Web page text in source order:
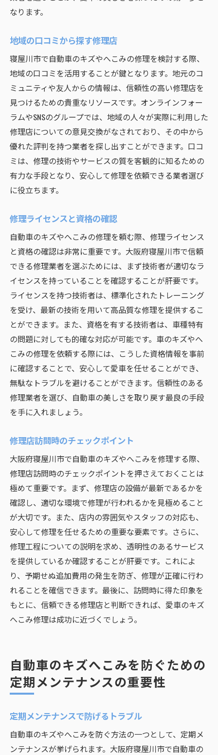
なります。
地域の口コミから探す修理店
寝屋川市で自動車のキズやへこみの修理を検討する際、
地域の口コミを活用することが鍵となります。地元のコ
ミュニティや友人からの情報は、信頼性の高い修理店を
見つけるための貴重なリソースです。オンラインフォー
ラムやSNSのグループでは、地域の人々が実際に利用した
修理店についての意見交換がなされており、その中から
優れた評判を持つ業者を探し出すことができます。口コ
ミは、修理の技術やサービスの質を客観的に知るための
有力な手段となり、安心して修理を依頼できる業者選び
に役立ちます。
修理ライセンスと資格の確認
自動車のキズやへこみの修理を頼む際、修理ライセンス
と資格の確認は非常に重要です。大阪府寝屋川市で信頼
できる修理業者を選ぶためには、まず技術者が適切なラ
イセンスを持っていることを確認することが肝要です。
ライセンスを持つ技術者は、標準化されたトレーニング
を受け、最新の技術を用いて高品質な修理を提供するこ
とができます。また、資格を有する技術者は、車種特有
の問題に対しても的確な対応が可能です。車のキズやへ
こみの修理を依頼する際には、こうした資格情報を事前
に確認することで、安心して愛車を任せることができ、
無駄なトラブルを避けることができます。信頼性のある
修理業者を選び、自動車の美しさを取り戻す最良の手段
を手に入れましょう。
修理店訪問時のチェックポイント
大阪府寝屋川市で自動車のキズやへこみを修理する際、
修理店訪問時のチェックポイントを押さえておくことは
極めて重要です。まず、修理店の設備が最新であるかを
確認し、適切な環境で修理が行われるかを見極めること
が大切です。また、店内の雰囲気やスタッフの対応も、
安心して修理を任せるための重要な要素です。さらに、
修理工程についての説明を求め、透明性のあるサービス
を提供しているか確認することが肝要です。これによ
り、予期せぬ追加費用の発生を防ぎ、修理が正確に行わ
れることを確信できます。最後に、訪問時に得た印象を
もとに、信頼できる修理店と判断できれば、愛車のキズ
へこみ修理は成功に近づくでしょう。
自動車のキズへこみを防ぐための
定期メンテナンスの重要性
定期メンテナンスで防げるトラブル
自動車のキズやへこみを防ぐ方法の一つとして、定期メ
ンテナンスが挙げられます。大阪府寝屋川市で自動車の